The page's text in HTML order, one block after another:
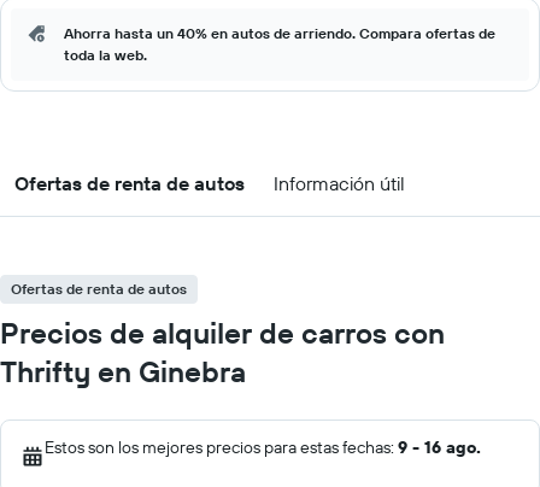
Ahorra hasta un 40% en autos de arriendo. Compara ofertas de
toda la web.
Ofertas de renta de autos Información útil
Ofertas de renta de autos
Precios de alquiler de carros con
Thrifty en Ginebra
Estos son los mejores precios para estas fechas: 9 - 16 ago.